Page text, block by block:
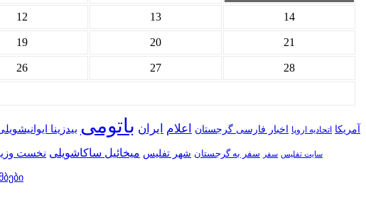
12 13 14
19 20 21
26 27 28
آمریکا اتحادیه اروپا اخبار فارسی گرجستان اعلام ایران باتومی بیدزینا
سایت تفلیس سفر سفر به گرجستان شهر تفلیس میخائیل ساکاشویلی نخست